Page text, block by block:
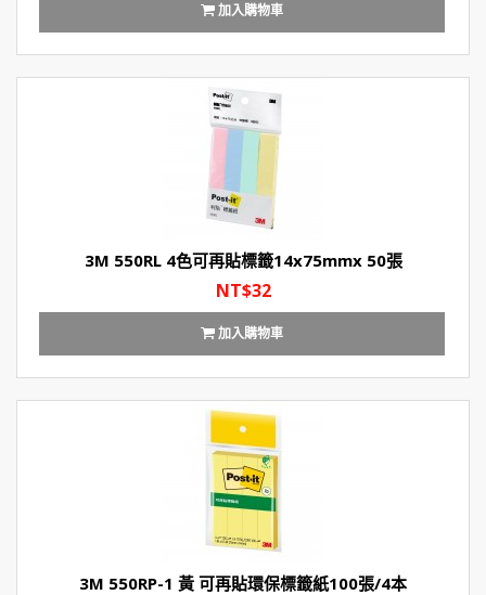
加入購物車
3M 550RL 4色可再貼標籤14x75mmx 50張
NT$32
加入購物車
3M 550RP-1 黃 可再貼環保標籤紙100張/4本